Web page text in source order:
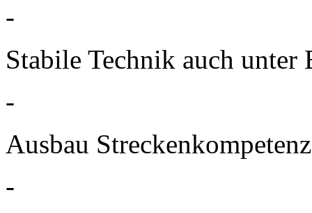
-
Stabile Technik auch unter
-
Ausbau Streckenkompetenz
-